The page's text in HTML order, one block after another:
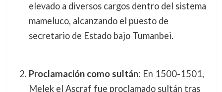
elevado a diversos cargos dentro del sistema
mameluco, alcanzando el puesto de
secretario de Estado bajo Tumanbei.
Proclamación como sultán: En 1500-1501,
Melek el Ascraf fue proclamado sultán tras